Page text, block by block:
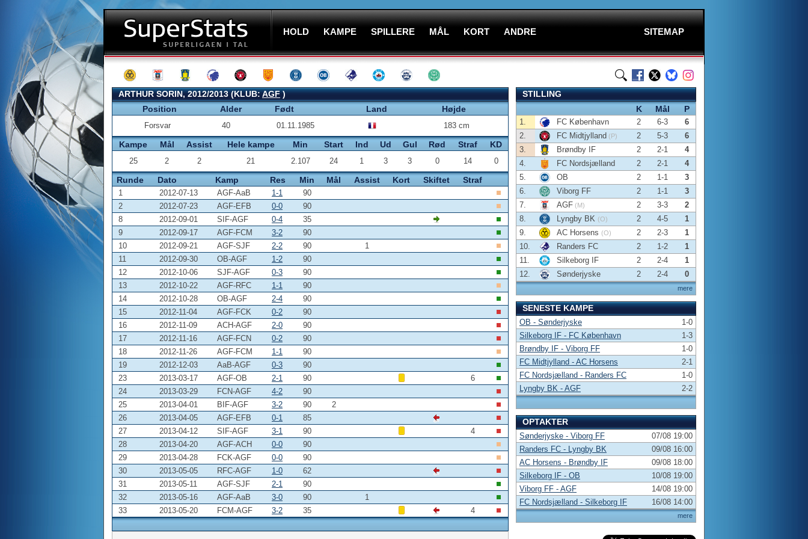
HOLD KAMPE SPILLERE MÅL KORT ANDRE SITEMAP
ARTHUR SORIN, 2012/2013 (KLUB:AGF)
Position
Alder Født Land Højde
Forsvar 40 01.11.1985 183 cm
Kampe Mål Assist Hele kampe Min Start Ind Ud Gul Rød Straf KD
25 2 2 21 2.107 24 1 3 3 0 14 0
Runde Dato Kamp Res Min Mål Assist Kort Skiftet Straf
1 2012-07-13 AGF-AaB 1-1
90
2
2012-07-23 AGF-EFB 0-0
90
8
2012-09-01 SIF-AGF 0-4
35
9
2012-09-17 AGF-FCM 3-2
90
10
2012-09-21 AGF-SJF 2-2 90
1
11
2012-09-30 OB-AGF 1-2
90
12
2012-10-06 SJF-AGF 0-3
90
13
2012-10-22 AGF-RFC 1-1
90
14
2012-10-28 OB-AGF 2-4
90
15
2012-11-04 AGF-FCK 0-2
90
16
2012-11-09 ACH-AGF 2-0
90
17
2012-11-16 AGF-FCN 0-2
90
18
2012-11-26 AGF-FCM 1-1
90
19
2012-12-03 AaB-AGF 0-3
90
23
2013-03-17 AGF-OB 2-1 90
6
24
2013-03-29 FCN-AGF 4-2
90
25
2013-04-01 BIF-AGF 3-2 90
2
26
2013-04-05 AGF-EFB 0-1
85
27
2013-04-12 SIF-AGF 3-1 90
4
28
2013-04-20 AGF-ACH 0-0
90
29
2013-04-28 FCK-AGF 0-0
90
30
2013-05-05 RFC-AGF 1-0
62
31
2013-05-11 AGF-SJF 2-1
90
32
2013-05-16 AGF-AaB 3-0 90
1
33
2013-05-20 FCM-AGF 3-2 35 4
STILLING
K
Mål P
mere
1. FC København 2 6-3
6
2.
FC Midtjylland (P) 2 5-3
6
3.
Brøndby IF 2 2-1
4
4.
FC Nordsjælland 2 2-1
4
5.
OB 2 1-1
3
6.
Viborg FF 2 1-1
3
7.
AGF (M) 2 3-3
2
8.
Lyngby BK (O) 2 4-5
1
9.
AC Horsens (O) 2 2-3
1
10.
Randers FC 2 1-2
1
11.
Silkeborg IF 2 2-4
1
12.
Sønderjyske 2 2-4 0
SENESTE KAMPE
OB - Sønderjyske
1-0
Silkeborg IF - FC København
1-3
Brøndby IF - Viborg FF
1-0
FC Midtjylland - AC Horsens
2-1
FC Nordsjælland - Randers FC
1-0
Lyngby BK - AGF
2-2
OPTAKTER
mere
Sønderjyske - Viborg FF
07/08 19:00
Randers FC - Lyngby BK
09/08 16:00
AC Horsens - Brøndby IF
09/08 18:00
Silkeborg IF - OB
10/08 19:00
Viborg FF - AGF
14/08 19:00
FC Nordsjælland - Silkeborg IF
16/08 14:00